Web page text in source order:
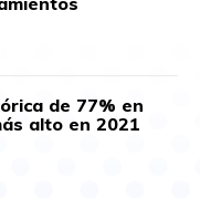
de 77% en
alto en 2021